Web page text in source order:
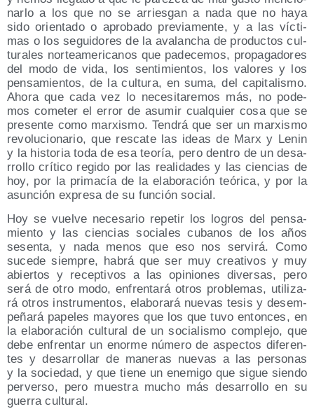
nar­lo a los que no se arries­gan a nada que no haya
sido orien­ta­do o apro­ba­do pre­via­men­te, y a las víc­ti­
mas o los segui­do­res de la ava­lan­cha de pro­duc­tos cul­
tu­ra­les nor­te­ame­ri­ca­nos que pade­ce­mos, pro­pa­ga­do­res
del modo de vida, los sen­ti­mien­tos, los valo­res y los
pen­sa­mien­tos, de la cul­tu­ra, en suma, del capi­ta­lis­mo.
Aho­ra que cada vez lo nece­si­ta­re­mos más, no pode­
mos come­ter el error de asu­mir cual­quier cosa que se
pre­sen­te como mar­xis­mo. Ten­drá que ser un mar­xis­mo
revo­lu­cio­na­rio, que res­ca­te las ideas de Marx y Lenin
y la his­to­ria toda de esa teo­ría, pero den­tro de un desa­
rro­llo crí­ti­co regi­do por las reali­da­des y las cien­cias de
hoy, por la pri­ma­cía de la ela­bo­ra­ción teó­ri­ca, y por la
asun­ción expre­sa de su fun­ción social.
Hoy se vuel­ve nece­sa­rio repe­tir los logros del pen­sa­
mien­to y las cien­cias socia­les cuba­nos de los años
sesen­ta, y nada menos que eso nos ser­vi­rá. Como
suce­de siem­pre, habrá que ser muy crea­ti­vos y muy
abier­tos y recep­ti­vos a las opi­nio­nes diver­sas, pero
será de otro modo, enfren­ta­rá otros pro­ble­mas, uti­li­za­
rá otros ins­tru­men­tos, ela­bo­ra­rá nue­vas tesis y desem­
pe­ña­rá pape­les mayo­res que los que tuvo enton­ces, en
la ela­bo­ra­ción cul­tu­ral de un socia­lis­mo com­ple­jo, que
debe enfren­tar un enor­me núme­ro de aspec­tos dife­ren­
tes y desa­rro­llar de mane­ras nue­vas a las per­so­nas
y la socie­dad, y que tie­ne un enemi­go que sigue sien­do
per­ver­so, pero mues­tra mucho más desa­rro­llo en su
gue­rra cultural.